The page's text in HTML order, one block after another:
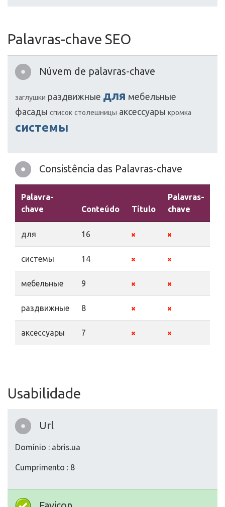
Palavras-chave SEO
Núvem de palavras-chave
заглушки раздвижные для мебельные
фасады список столешницы аксессуары кромка
системы
Consistência das Palavras-chave
Palavra-
chave
Conteúdo Título
Palavras-
chave
для 16
системы 14
мебельные 9
раздвижные 8
аксессуары 7
Usabilidade
Url
Domínio : abris.ua
Cumprimento : 8